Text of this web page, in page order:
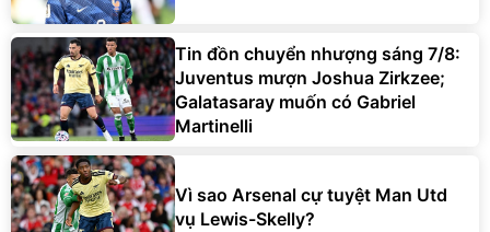
Tin đồn chuyển nhượng sáng 7/8:
Juventus mượn Joshua Zirkzee;
Galatasaray muốn có Gabriel
Martinelli
Vì sao Arsenal cự tuyệt Man Utd
vụ Lewis-Skelly?